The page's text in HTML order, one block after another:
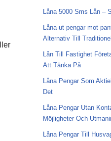
Låna 5000 Sms Lån –
Låna ut pengar mot
Alternativ Till
Lån Till Fastighet
Att Tänka På
Låna Pengar Som
Det
Låna Pengar Utan
Möjligheter Och
Låna Pengar Till